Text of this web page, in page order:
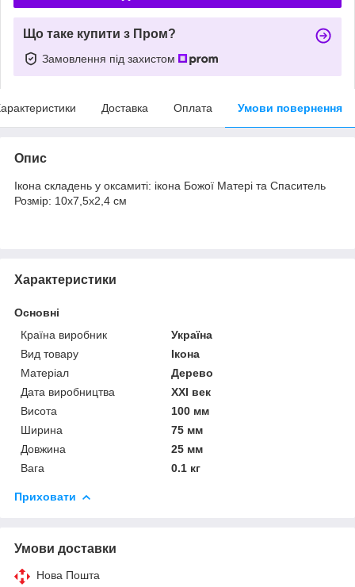
Що таке купити з Пром?
Замовлення під захистом
Доставка Оплата Умови повернення
Опис
Ікона складень у оксамиті: ікона Божої Матері та Спаситель
Розмір: 10х7,5х2,4 см
Характеристики
Основні
Країна виробник
Україна
Вид товару
Ікона
Матеріал
Дерево
Дата виробництва
XXI век
Висота
100 мм
Ширина
75 мм
Довжина
25 мм
Вага
0.1 кг
Приховати
Умови доставки
Нова Пошта